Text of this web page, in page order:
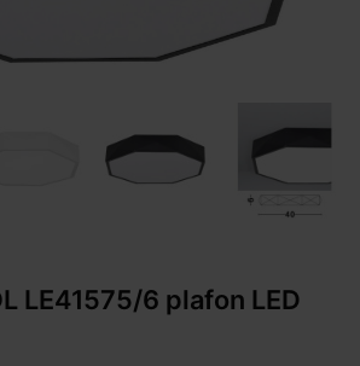
LE41575/6 plafon LED